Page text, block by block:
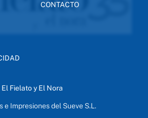
CONTACTO
El Fielato y El Nora
e Impresiones del Sueve S.L.